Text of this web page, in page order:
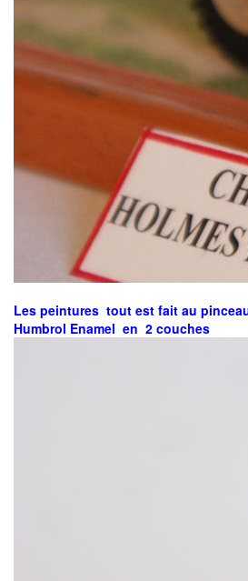
Les peintures tout est fait au
Humbrol Enamel en 2 couches